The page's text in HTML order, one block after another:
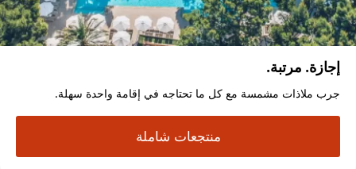
إجازة. مرتبة.
جرب ملاذات مشمسة مع كل ما تحتاجه في إقامة واحدة سهلة.
منتجعات شاملة